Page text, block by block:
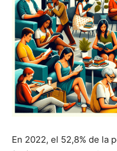
En 2022, el 52,8% de la